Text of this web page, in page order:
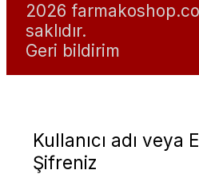
2026
saklıdır.
Geri bildirim
Kullanıcı adı veya
Şifreniz